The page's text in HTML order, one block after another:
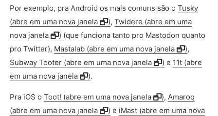
Por exemplo, pra Android os mais comuns são o Tusky
(abre em uma nova janela
), Twidere (abre em uma
nova janela
) (que funciona tanto pro Mastodon quanto
pro Twitter), Mastalab (abre em uma nova janela ),
Subway Tooter (abre em uma nova janela
) e 11t (abre
em uma nova janela
).
Pra iOS o Toot! (abre em uma nova janela ), Amaroq
(abre em uma nova janela
) e iMast (abre em uma nova